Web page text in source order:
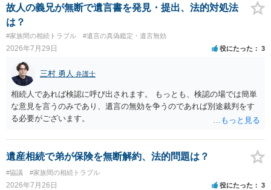
医師の意見書、筆跡鑑定 が提出されればその効力が否定される可能性
はありますが、 ・伯母様自身が分割協議に加わっていること ・御祖母
様の意に反する遺産分割協議を行う実益が誰にあったかの立証が困難
であること からすると、実際に遺産分割協議の効力が否定される可能
性はそれほど高くない（立証のハードルは非常に高い）ということが
言えると思います。
故人の義兄が無断で遺言書を発見・提出、法的対処法
は？
#家族間の相続トラブル #遺言の真偽鑑定・遺言無効
2026年7月29日 役にたった 3
三村 勇人 弁護士
相続人であれば検認に呼び出されます。 もっとも、検認の場では簡単
な意見を言うのみであり、遺言の無効を争うのであれば別途裁判をす
る必要がございます。
遺産相続で弟が保険を無断解約、法的問題は？
#協議 #家族間の相続トラブル
2026年7月26日 役にたった 3